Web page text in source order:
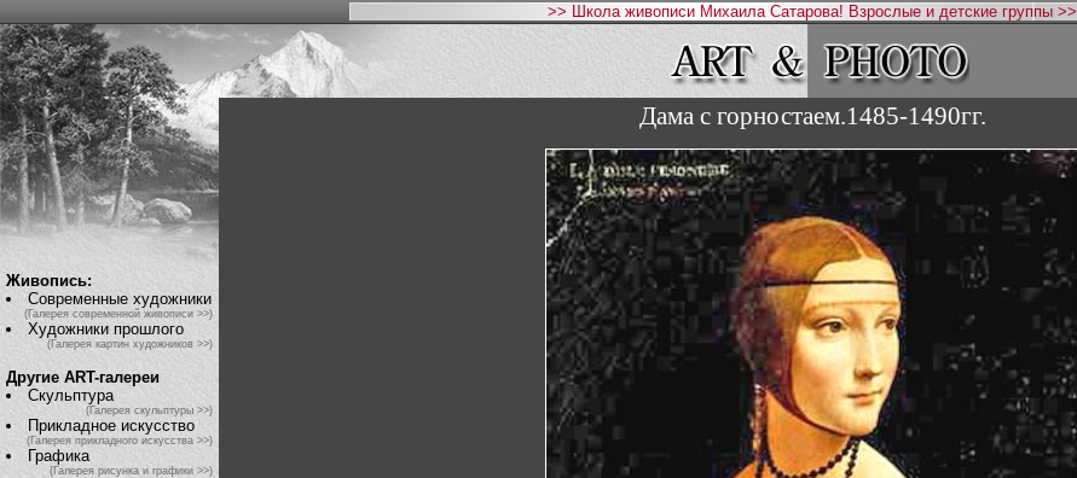
>> Школа живописи Михаила Сатарова! Взрослые и детские группы >>
Живопись:
Современные художники
(Галерея современной живописи >>)
Художники прошлого
(Галерея картин художников >>)
Другие ART-галереи
Скульптура
(Галерея скульптуры >>)
Прикладное искусство
(Галерея прикладного искусства >>)
Графика
(Галерея рисунка и графики >>)
Дама с горностаем.1485-1490гг.